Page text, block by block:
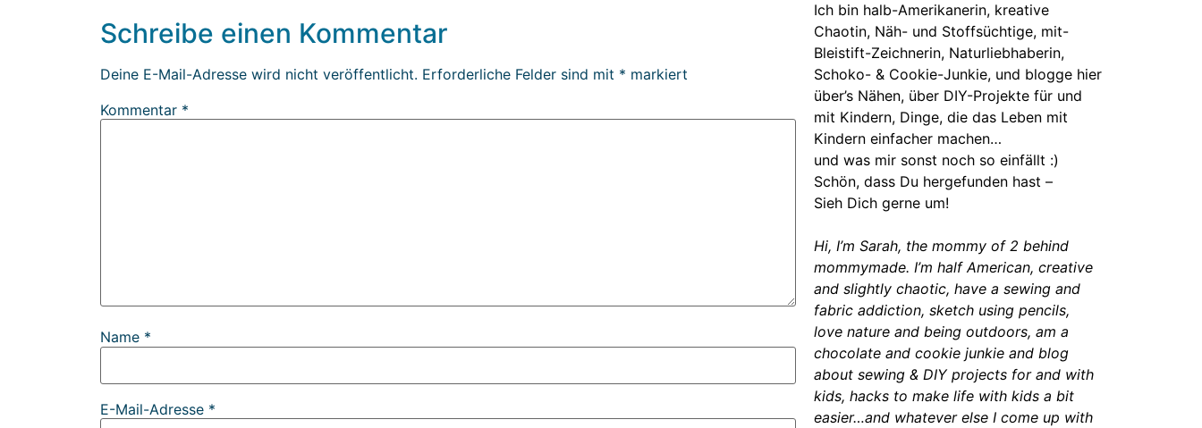
Ich bin halb-Amerikanerin, kreative
Chaotin, Näh- und Stoffsüchtige, mit-
Bleistift-Zeichnerin, Naturliebhaberin,
Schoko- & Cookie-Junkie, und blogge hier
über’s Nähen, über DIY-Projekte für und
mit Kindern, Dinge, die das Leben mit
Kindern einfacher machen…
und was mir sonst noch so einfällt :)
Schön, dass Du hergefunden hast –
Sieh Dich gerne um!
Hi, I’m Sarah, the mommy of 2 behind
mommymade. I’m half American, creative
and slightly chaotic, have a sewing and
fabric addiction, sketch using pencils,
love nature and being outdoors, am a
chocolate and cookie junkie and blog
about sewing & DIY projects for and with
kids, hacks to make life with kids a bit
easier…and whatever else I come up with
Schreibe einen Kommentar
Deine E-Mail-Adresse wird nicht veröffentlicht. Erforderliche Felder sind mit * markiert
Kommentar *
Name *
E-Mail-Adresse *